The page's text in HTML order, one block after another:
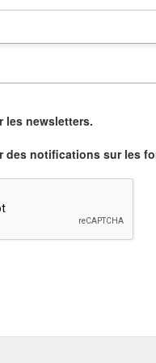
les newsletters.
des notifications sur les